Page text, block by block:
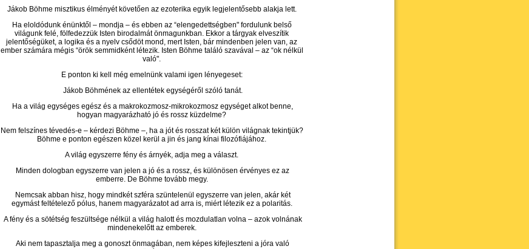
Jákob Böhme misztikus élményét követően az ezoterika egyik legjelentősebb alakja lett.
Ha eloldódunk énünktől – mondja – és ebben az “elengedettségben" fordulunk belső
világunk felé, fölfedezzük Isten birodalmát önmagunkban. Ekkor a tárgyak elveszítik
jelentőségüket, a logika és a nyelv csődöt mond, mert Isten, bár mindenben jelen van, az
ember számára mégis “örök semmidként létezik. Isten Böhme találó szavával – az “ok nélkül
való".
E ponton ki kell még emelnünk valami igen lényegeset:
Jákob Böhmének az ellentétek egységéről szóló tanát.
Ha a világ egységes egész és a makrokozmosz-mikrokozmosz egységet alkot benne,
hogyan magyarázható jó és rossz küzdelme?
Nem felszínes tévedés-e – kérdezi Böhme –, ha a jót és rosszat két külön világnak tekintjük?
Böhme e ponton egészen közel kerül a jin és jang kínai filozófiájához.
A világ egyszerre fény és árnyék, adja meg a választ.
Minden dologban egyszerre van jelen a jó és a rossz, és különösen érvényes ez az
emberre. De Böhme tovább megy.
Nemcsak abban hisz, hogy mindkét szféra szüntelenül egyszerre van jelen, akár két
egymást feltételező pólus, hanem magyarázatot ad arra is, miért létezik ez a polaritás.
A fény és a sötétség feszültsége nélkül a világ halott és mozdulatlan volna – azok volnának
mindenekelőtt az emberek.
Aki nem tapasztalja meg a gonoszt önmagában, nem képes kifejleszteni a jóra való